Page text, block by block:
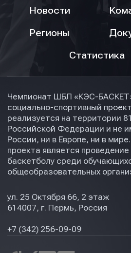
Новости
Регионы
Статистика
Чемпионат ШБЛ «КЭС-
социально-спортивный
реализуется на территории
Российской Федерации и не
России, ни в Европе, ни в
проекта является
баскетболу среди
общеобразовательных
ул. 25 Октября 66, 2 этаж
614007, г. Пермь, Россия
+7 (342) 256-09-09